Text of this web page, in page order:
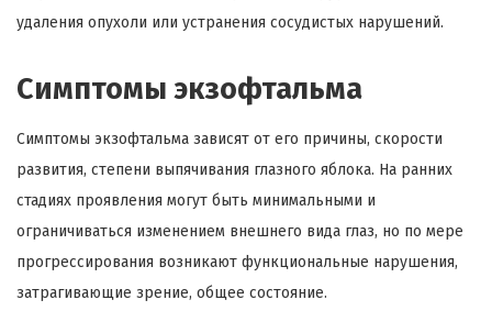
удаления опухоли или устранения сосудистых нарушений.
Симптомы экзофтальма
Симптомы экзофтальма зависят от его причины, скорости
развития, степени выпячивания глазного яблока. На ранних
стадиях проявления могут быть минимальными и
ограничиваться изменением внешнего вида глаз, но по мере
прогрессирования возникают функциональные нарушения,
затрагивающие зрение, общее состояние.